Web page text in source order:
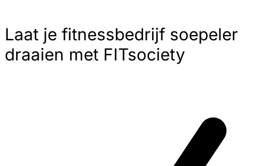
Laat je fitnessbedrijf soepeler
draaien met FITsociety